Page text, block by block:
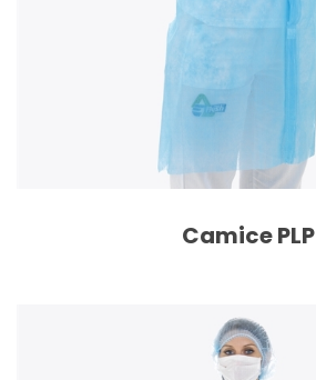
Camice PLP